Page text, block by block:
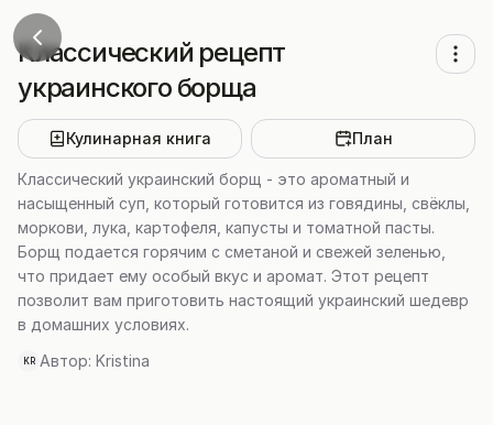
Классический рецепт
украинского борща
Кулинарная книга План
Классический украинский борщ - это ароматный и
насыщенный суп, который готовится из говядины, свёклы,
моркови, лука, картофеля, капусты и томатной пасты.
Борщ подается горячим с сметаной и свежей зеленью,
что придает ему особый вкус и аромат. Этот рецепт
позволит вам приготовить настоящий украинский шедевр
в домашних условиях.
KR Автор: Kristina